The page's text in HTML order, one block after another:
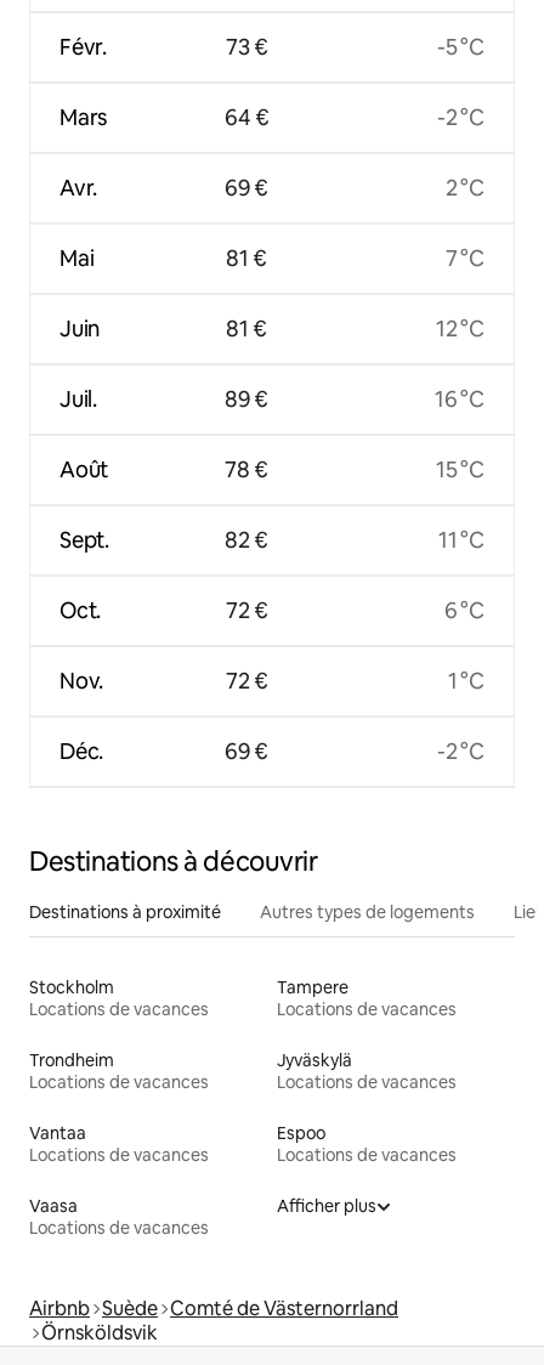
Févr.
Mars
Avr.
Mai
Juin
Juil.
Août
Sept.
Oct.
Nov.
Déc.
73 €
64 €
69 €
81 €
81 €
89 €
78 €
82 €
72 €
72 €
69 €
-5 °C
-2 °C
2 °C
7 °C
12 °C
16 °C
15 °C
11 °C
6 °C
1 °C
-2 °C
Destinations à découvrir
Destinations à proximité Autres types de logements
Stockholm
Locations de vacances
Tampere
Locations de vacances
Trondheim
Locations de vacances
Jyväskylä
Locations de vacances
Vantaa
Locations de vacances
Espoo
Locations de vacances
Vaasa
Locations de vacances
Afficher plus
Airbnb Suède Comté de Västernorrland
Örnsköldsvik